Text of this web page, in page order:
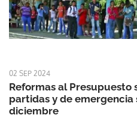
02 SEP 2024
Reformas al Presupuesto
partidas y de emergencia
diciembre